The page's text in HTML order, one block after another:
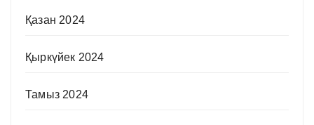
Қазан 2024
Қыркүйек 2024
Тамыз 2024